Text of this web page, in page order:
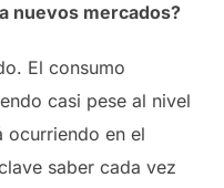
nuevos mercados?
El consumo
casi pese al nivel
ocurriendo en el
saber cada vez